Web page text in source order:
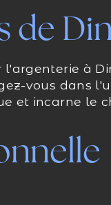
de
à
vous dans
et incarne le